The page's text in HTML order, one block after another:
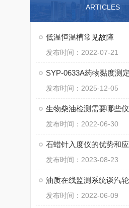
ARTICLES
低温恒温槽常见故障
发布时间：2022-07-21
SYP-0633A药物黏度测
发布时间：2025-12-05
生物柴油检测需要哪些
发布时间：2022-06-30
石蜡针入度仪的优势和
发布时间：2023-08-23
发布时间：2022-06-09